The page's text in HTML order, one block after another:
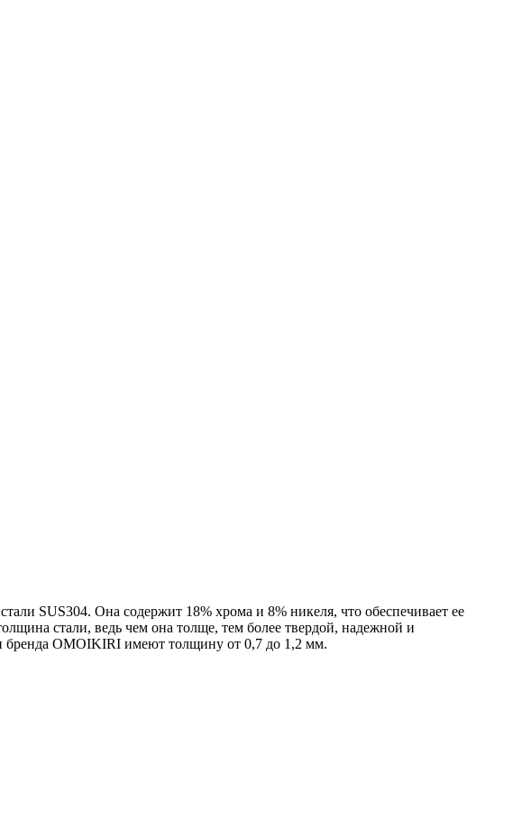
SUS304. Она содержит 18% хрома и 8% никеля, что обеспечивает ее
стали, ведь чем она толще, тем более твердой, надежной и
бренда OMOIKIRI имеют толщину от 0,7 до 1,2 мм.